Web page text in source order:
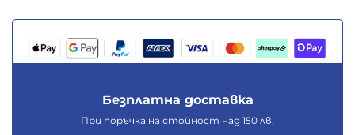
Безплатна доставка
При поръчка на стойност над 150 лв.